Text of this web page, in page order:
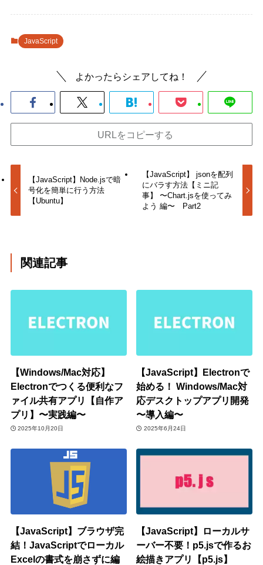
JavaScript
よかったらシェアしてね！
URLをコピーする
【JavaScript】Node.jsで暗
号化を簡単に行う方法
【Ubuntu】
【JavaScript】 jsonを配列
にバラす方法【ミニ記
事】 〜Chart.jsを使ってみ
よう 編〜 Part2
関連記事
【Windows/Mac対応】
Electronでつくる便利なフ
ァイル共有アプリ【自作ア
プリ】〜実践編〜
2025年10月20日
【JavaScript】Electronで
始める！ Windows/Mac対
応デスクトップアプリ開発
〜導入編〜
2025年6月24日
【JavaScript】ブラウザ完
結！JavaScriptでローカル
Excelの書式を崩さずに編
【JavaScript】ローカルサ
ーバー不要！p5.jsで作るお
絵描きアプリ【p5.js】